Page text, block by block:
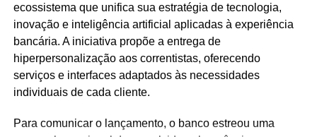
ecossistema que unifica sua estratégia de tecnologia,
inovação e inteligência artificial aplicadas à experiência
bancária. A iniciativa propõe a entrega de
hiperpersonalização aos correntistas, oferecendo
serviços e interfaces adaptados às necessidades
individuais de cada cliente.
Para comunicar o lançamento, o banco estreou uma